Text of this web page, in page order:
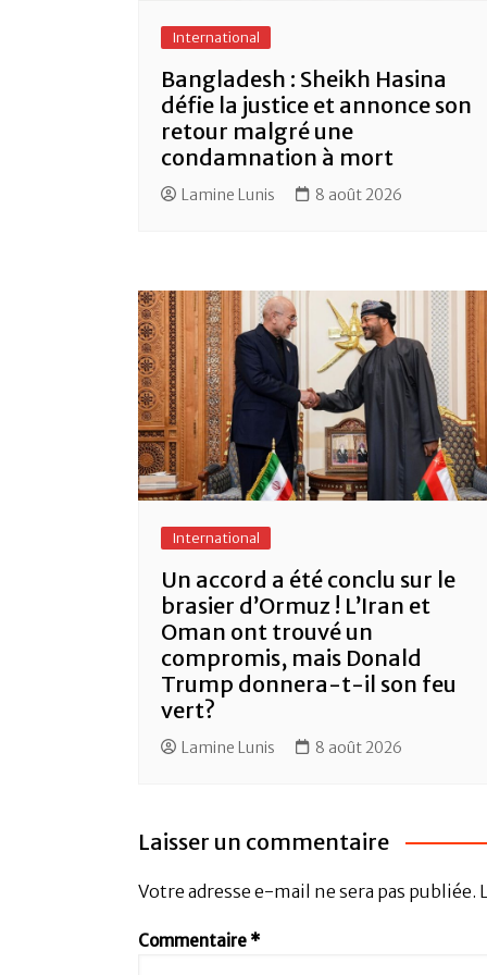
International
Bangladesh : Sheikh Hasina
défie la justice et annonce son
retour malgré une
condamnation à mort
Lamine Lunis 8 août 2026
International
Un accord a été conclu sur le
brasier d’Ormuz ! L’Iran et
Oman ont trouvé un
compromis, mais Donald
Trump donnera-t-il son feu
vert?
Lamine Lunis 8 août 2026
Laisser un commentaire
Votre adresse e-mail ne sera pas publiée.
Commentaire *